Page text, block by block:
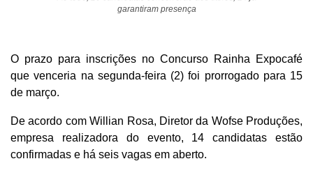
garantiram presença
O prazo para inscrições no Concurso Rainha Expocafé
que venceria na segunda-feira (2) foi prorrogado para 15
de março.
De acordo com Willian Rosa, Diretor da Wofse Produções,
empresa realizadora do evento, 14 candidatas estão
confirmadas e há seis vagas em aberto.